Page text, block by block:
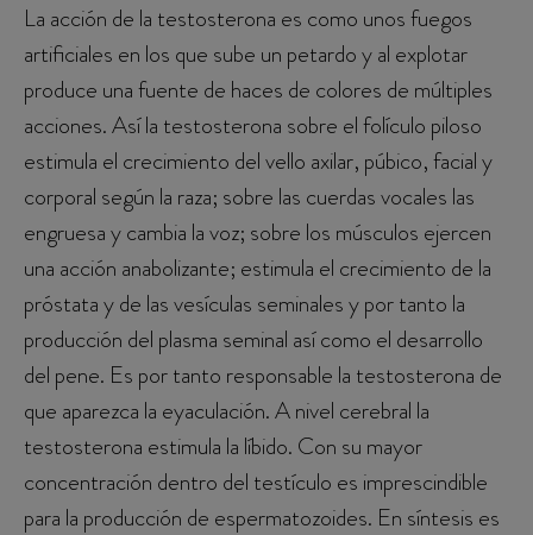
La acción de la testosterona es como unos fuegos
artificiales en los que sube un petardo y al explotar
produce una fuente de haces de colores de múltiples
acciones. Así la testosterona sobre el folículo piloso
estimula el crecimiento del vello axilar, púbico, facial y
corporal según la raza; sobre las cuerdas vocales las
engruesa y cambia la voz; sobre los músculos ejercen
una acción anabolizante; estimula el crecimiento de la
próstata y de las vesículas seminales y por tanto la
producción del plasma seminal así como el desarrollo
del pene. Es por tanto responsable la testosterona de
que aparezca la eyaculación. A nivel cerebral la
testosterona estimula la líbido. Con su mayor
concentración dentro del testículo es imprescindible
para la producción de espermatozoides. En síntesis es